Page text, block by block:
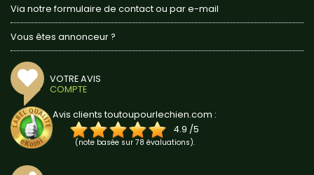
Via notre formulaire de contact ou par e-mail
Vous êtes annonceur ?
VOTRE AVIS
COMPTE
Avis clients toutoupourlechien.com :
4.9 /5
(note basée sur 78 évaluations).